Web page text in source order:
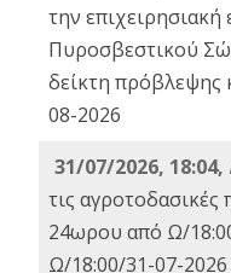
την επιχειρησιακή
Πυροσβεστικού
δείκτη πρόβλεψης
08-2026
31/07/2026,
τις αγροτοδασικές
24ωρου από Ω/
Ω/18:00/31-07-2026